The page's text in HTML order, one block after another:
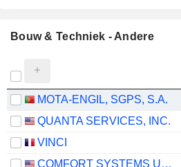
Bouw & Techniek - Andere
MOTA-ENGIL, SGPS, S.A.
QUANTA SERVICES, INC.
VINCI
COMFORT SYSTEMS USA, INC.